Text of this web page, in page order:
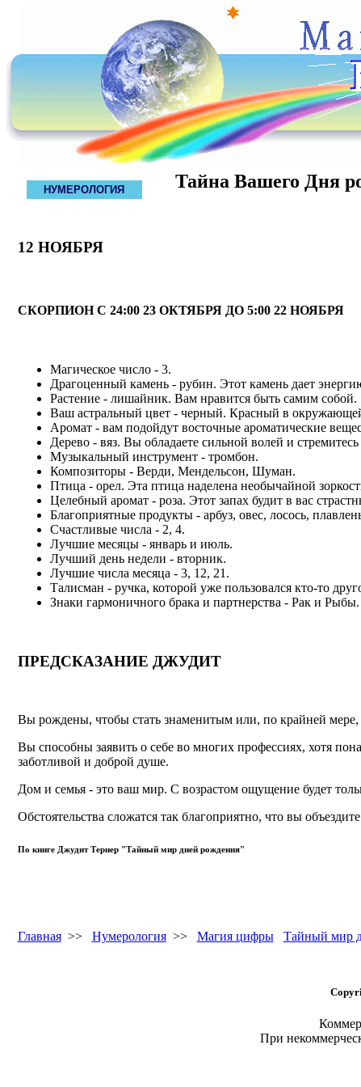
НУМЕРОЛОГИЯ Тайна Вашего Дня
12 НОЯБРЯ
СКОРПИОН С 24:00 23 ОКТЯБРЯ ДО 5:00 22 НОЯБРЯ
Магическое число - 3.
Драгоценный камень - рубин. Этот камень дает
Растение - лишайник. Вам нравится быть самим собой.
Ваш астральный цвет - черный. Красный в окружающей
Аромат - вам подойдут восточные ароматические
Дерево - вяз. Вы обладаете сильной волей и
Музыкальный инструмент - тромбон.
Композиторы - Верди, Мендельсон, Шуман.
Птица - орел. Эта птица наделена необычайной
Целебный аромат - роза. Этот запах будит в вас
Благоприятные продукты - арбуз, овес, лосось,
Счастливые числа - 2, 4.
Лучшие месяцы - январь и июль.
Лучший день недели - вторник.
Лучшие числа месяца - 3, 12, 21.
Талисман - ручка, которой уже пользовался кто-то
Знаки гармоничного брака и партнерства - Рак и Рыбы.
ПРЕДСКАЗАНИЕ ДЖУДИТ
Вы рождены, чтобы стать знаменитым или, по крайней
Вы способны заявить о себе во многих профессиях, хотя
заботливой и доброй душе.
Дом и семья - это ваш мир. С возрастом ощущение будет
Обстоятельства сложатся так благоприятно, что вы
По книге Джудит Тернер "Тайный мир дней рождения"
Главная>> Нумерология>> Магия цифры Тайный мир
При